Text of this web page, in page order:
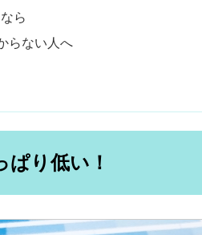
ら
らない人へ
ぱり低い！